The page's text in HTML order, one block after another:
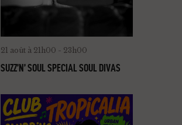
21 août à 21h00 - 23h00
SUZZ’N’ SOUL SPECIAL SOUL DIVAS